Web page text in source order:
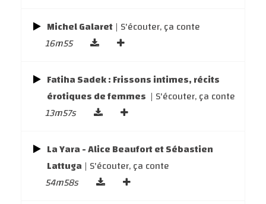
Michel Galaret | S'écouter, ça conte
16m55
Fatiha Sadek : Frissons intimes, récits
érotiques de femmes | S'écouter, ça conte
13m57s
La Yara - Alice Beaufort et Sébastien
Lattuga | S'écouter, ça conte
54m58s